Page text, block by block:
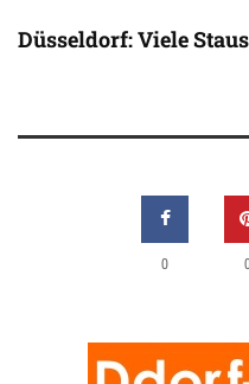
Düsseldorf: Viele
0